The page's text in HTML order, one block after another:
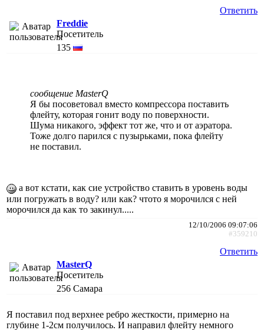
Ответить
Freddie
Посетитель
135
сообщение MasterQ
Я бы посоветовал вместо компрессора поставить
флейту, которая гонит воду по поверхности.
Шума никакого, эффект тот же, что и от аэратора.
Тоже долго парился с пузырьками, пока флейту
не поставил.
а вот кстати, как сие устройство ставить в уровень воды
или погружать в воду? или как? чтото я морочился с ней
морочился да как то закинул.....
12/10/2006 09:07:06
#359210
Ответить
MasterQ
Посетитель
256 Самара
Я поставил под верхнее ребро жесткости, примерно на
глубине 1-2см получилось. И направил флейту немного